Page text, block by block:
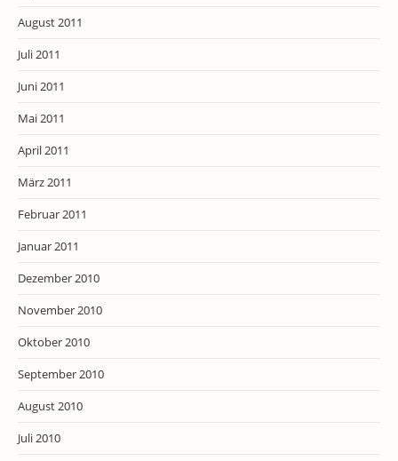
August 2011
Juli 2011
Juni 2011
Mai 2011
April 2011
März 2011
Februar 2011
Januar 2011
Dezember 2010
November 2010
Oktober 2010
September 2010
August 2010
Juli 2010